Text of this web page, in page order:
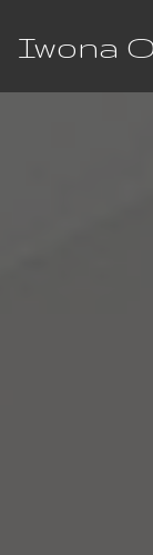
Iwona